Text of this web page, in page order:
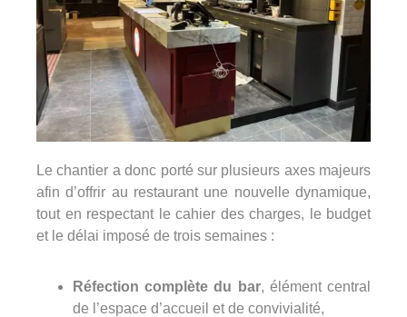
Le chantier a donc porté sur plusieurs axes majeurs
afin d’offrir au restaurant une nouvelle dynamique,
tout en respectant le cahier des charges, le budget
et le délai imposé de trois semaines :
Réfection complète du bar, élément central
de l’espace d’accueil et de convivialité,